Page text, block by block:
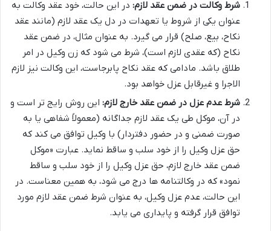
شرط وکالت در ضمن عقد لازم: در این حالت، خود عقد وکالت به
عنوان یکی از شروط یا تعهدات در دل یک عقد لازم (مانند عقد
نکاح، بیع، صلح) قرار می گیرد. به عنوان مثال، در ضمن عقد
نکاح (که عقدی لازم است)، شرط می شود که زن وکیل در امر
طلاق باشد. مادامی که عقد نکاح پابرجاست، این وکالت نیز لازم
الاجرا و غیرقابل عزل خواهد بود.
شرط عدم عزل در ضمن عقد خارج لازم: این روش رایج تر است و
در آن، موکل طی یک عقد لازم جداگانه (معمولاً شفاهی یا به
صورت ضمنی و در حضور دفتردار) با وکیل توافق می کند که
حق عزل وکیل را از خود سلب و ساقط نماید. عبارت «موکل
ضمن عقد خارج لازم، حق عزل وکیل را از خود سلب و ساقط
نمود» که در وکالتنامه ها درج می شود، به همین معناست. در
این حالت، عدم عزل وکیل، به عنوان شرط ضمن عقد لازم مورد
توافق قرار گرفته و پایداری می یابد.